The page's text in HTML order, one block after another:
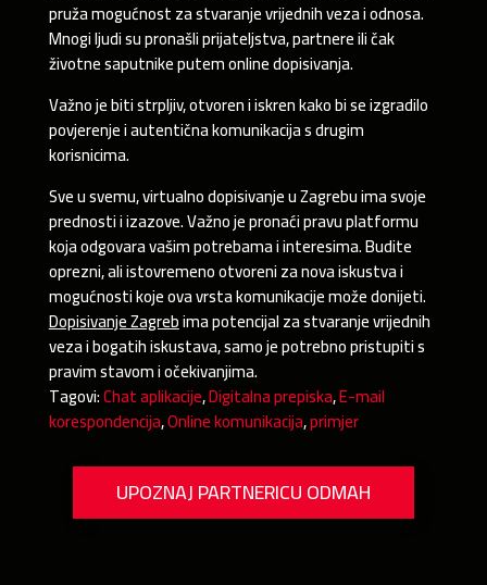
pruža mogućnost za stvaranje vrijednih veza i odnosa.
Mnogi ljudi su pronašli prijateljstva, partnere ili čak
životne saputnike putem online dopisivanja.
Važno je biti strpljiv, otvoren i iskren kako bi se izgradilo
povjerenje i autentična komunikacija s drugim
korisnicima.
Sve u svemu, virtualno dopisivanje u Zagrebu ima svoje
prednosti i izazove. Važno je pronaći pravu platformu
koja odgovara vašim potrebama i interesima. Budite
oprezni, ali istovremeno otvoreni za nova iskustva i
mogućnosti koje ova vrsta komunikacije može donijeti.
Dopisivanje Zagrebima potencijal za stvaranje vrijednih
veza i bogatih iskustava, samo je potrebno pristupiti s
pravim stavom i očekivanjima.
Tagovi:Chat aplikacije,Digitalna prepiska,E-mail
korespondencija,Online komunikacija,primjer
UPOZNAJ PARTNERICU ODMAH